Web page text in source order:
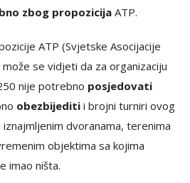
zbog propozicija ATP.
ATP (Svjetske Asocijacije
se vidjeti da za organizaciju
nije potrebno posjedovati
obezbijediti i brojni turniri ovog
dvoranama, terenima
objektima sa kojima
imao ništa.